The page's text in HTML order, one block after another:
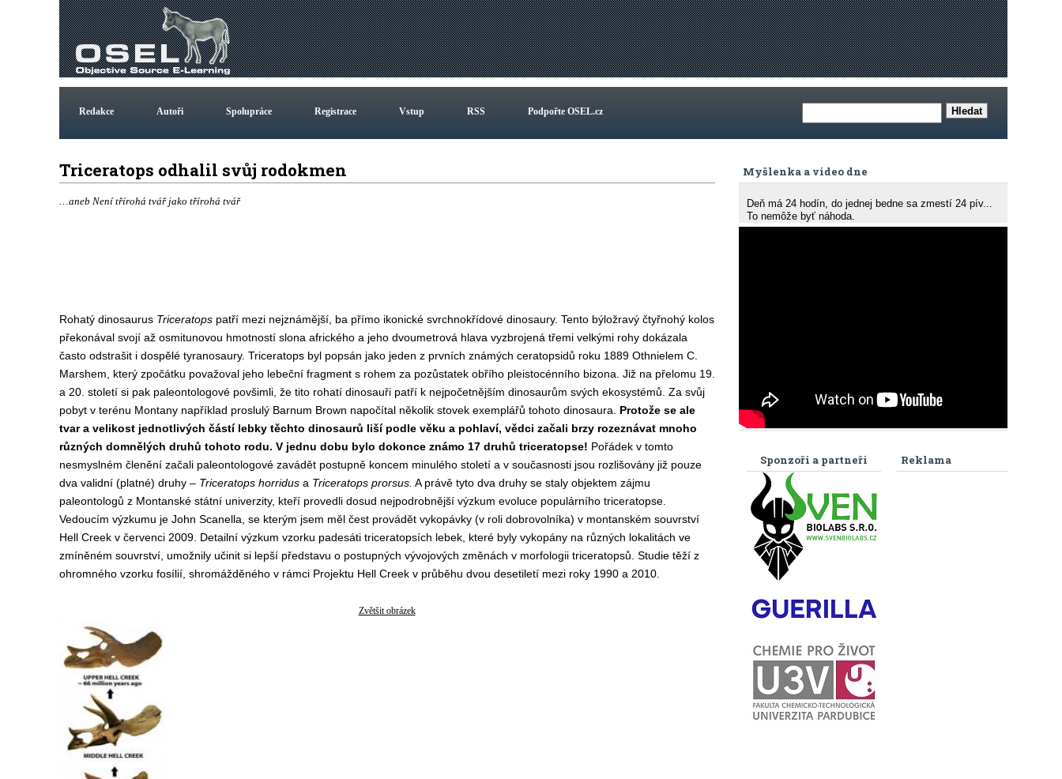
Redakce Autoři Spolupráce Registrace Vstup RSS Podpořte OSEL.cz
Triceratops odhalil svůj rodokmen
…aneb Není třírohá tvář jako třírohá tvář
Rohatý dinosaurus Triceratopspatří mezi nejznámější, ba přímo ikonické svrchnokřídové dinosaury. Tento býložravý čtyřnohý kolos
překonával svojí až osmitunovou hmotností slona afrického a jeho dvoumetrová hlava vyzbrojená třemi velkými rohy dokázala
často odstrašit i dospělé tyranosaury. Triceratops byl popsán jako jeden z prvních známých ceratopsidů roku 1889 Othnielem C.
Marshem, který zpočátku považoval jeho lebeční fragment s rohem za pozůstatek obřího pleistocénního bizona. Již na přelomu 19.
a 20. století si pak paleontologové povšimli, že tito rohatí dinosauři patří k nejpočetnějším dinosaurům svých ekosystémů. Za svůj
pobyt v terénu Montany například proslulý Barnum Brown napočítal několik stovek exemplářů tohoto dinosaura. Protože se ale
tvar a velikost jednotlivých částí lebky těchto dinosaurů liší podle věku a pohlaví, vědci začali brzy rozeznávat mnoho
různých domnělých druhů tohoto rodu. V jednu dobu bylo dokonce známo 17 druhů triceratopse! Pořádek v tomto
nesmyslném členění začali paleontologové zavádět postupně koncem minulého století a v současnosti jsou rozlišovány již pouze
dva validní (platné) druhy –Triceratops horridusa Triceratops prorsus. A právě tyto dva druhy se staly objektem zájmu
paleontologů z Montanské státní univerzity, kteří provedli dosud nejpodrobnější výzkum evoluce populárního triceratopse.
Vedoucím výzkumu je John Scanella, se kterým jsem měl čest provádět vykopávky (v roli dobrovolníka) v montanském souvrství
Hell Creek v červenci 2009. Detailní výzkum vzorku padesáti triceratopsích lebek, které byly vykopány na různých lokalitách ve
zmíněném souvrství, umožnily učinit si lepší představu o postupných vývojových změnách v morfologii triceratopsů. Studie těží z
ohromného vzorku fosílií, shromážděného v rámci Projektu Hell Creek v průběhu dvou desetiletí mezi roky 1990 a 2010.
Zvětšit obrázek
Myšlenka a video dne
Deň má 24 hodín, do jednej bedne sa zmestí 24 pív...
To nemôže byť náhoda.
Reklama
Sponzoři a partneři